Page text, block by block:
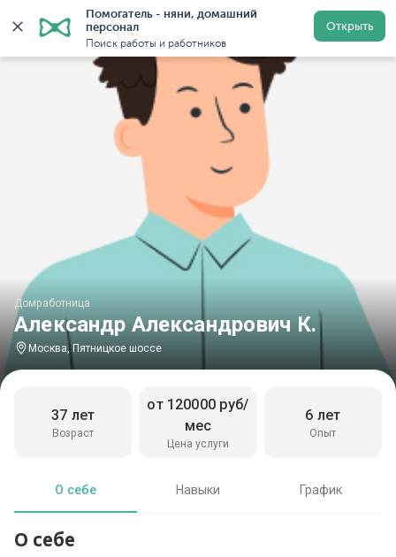
Помогатель - няни, домашний
персонал
Поиск работы и работников
Открыть
Главная Домработницы Домработницы в Москве
Александр Александрович К.
Домработница
Москва, Пятницкое шоссе
Возраст
37 лет
Цена услуги
от 120000 руб/
мес
Опыт
6 лет
О себе Навыки График
О себе